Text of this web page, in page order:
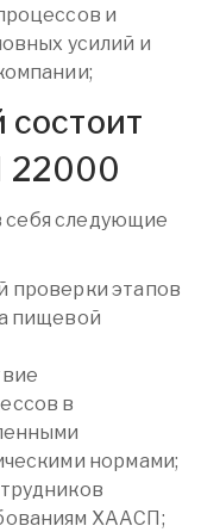
и
усилий и
состоит
22000
следующие
проверки этапов
пищевой
в
нормами;
ХААСП;